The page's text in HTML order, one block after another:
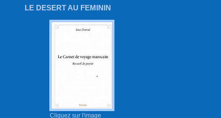
LE DESERT AU FEMININ
Cliquez sur l'image